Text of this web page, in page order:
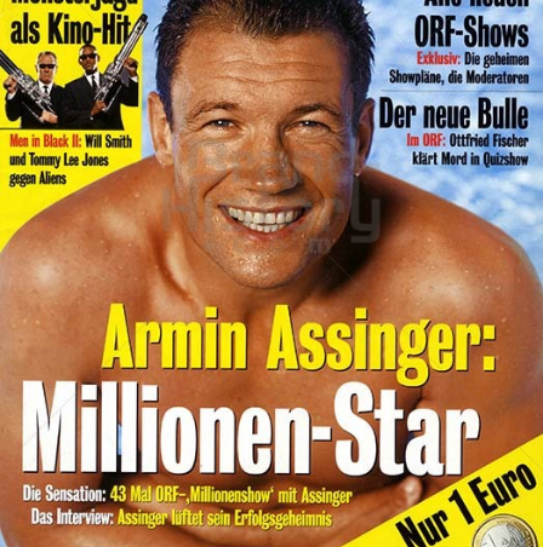
tv-media
Verlagsgruppe NEWS Gesellschaft m.b.H.
2002
Bild-ID: 73889